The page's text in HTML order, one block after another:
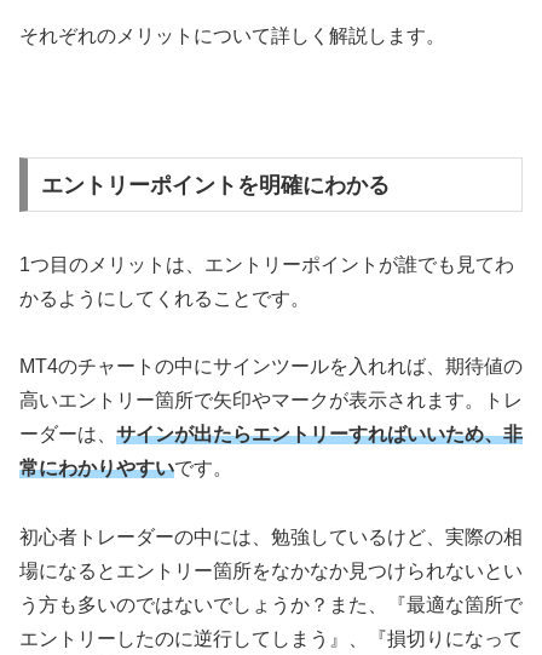
それぞれのメリットについて詳しく解説します。
エントリーポイントを明確にわかる
1つ目のメリットは、エントリーポイントが誰でも見てわ
かるようにしてくれることです。
MT4のチャートの中にサインツールを入れれば、期待値の
高いエントリー箇所で矢印やマークが表示されます。トレ
ーダーは、 サインが出たらエントリーすればいいため、非
常にわかりやすいです。
初心者トレーダーの中には、勉強しているけど、実際の相
場になるとエントリー箇所をなかなか見つけられないとい
う方も多いのではないでしょうか？また、『最適な箇所で
エントリーしたのに逆行してしまう』、『損切りになって